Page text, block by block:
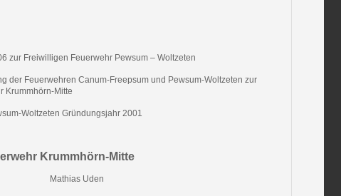
zur Freiwilligen Feuerwehr Pewsum – Woltzeten
der Feuerwehren Canum-Freepsum und Pewsum-Woltzeten zur
Krummhörn-Mitte
Woltzeten Gründungsjahr 2001
Krummhörn-Mitte
Uden